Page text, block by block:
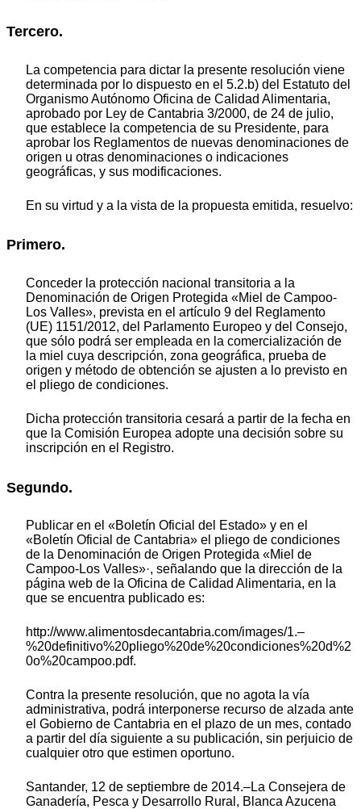
Tercero.
La competencia para dictar la presente resolución viene
determinada por lo dispuesto en el 5.2.b) del Estatuto del
Organismo Autónomo Oficina de Calidad Alimentaria,
aprobado por Ley de Cantabria 3/2000, de 24 de julio,
que establece la competencia de su Presidente, para
aprobar los Reglamentos de nuevas denominaciones de
origen u otras denominaciones o indicaciones
geográficas, y sus modificaciones.
En su virtud y a la vista de la propuesta emitida, resuelvo:
Primero.
Conceder la protección nacional transitoria a la
Denominación de Origen Protegida «Miel de Campoo-
Los Valles», prevista en el artículo 9 del Reglamento
(UE) 1151/2012, del Parlamento Europeo y del Consejo,
que sólo podrá ser empleada en la comercialización de
la miel cuya descripción, zona geográfica, prueba de
origen y método de obtención se ajusten a lo previsto en
el pliego de condiciones.
Dicha protección transitoria cesará a partir de la fecha en
que la Comisión Europea adopte una decisión sobre su
inscripción en el Registro.
Segundo.
Publicar en el «Boletín Oficial del Estado» y en el
«Boletín Oficial de Cantabria» el pliego de condiciones
de la Denominación de Origen Protegida «Miel de
Campoo-Los Valles»·, señalando que la dirección de la
página web de la Oficina de Calidad Alimentaria, en la
que se encuentra publicado es:
http://www.alimentosdecantabria.com/images/1.–
%20definitivo%20pliego%20de%20condiciones%20d%2
0o%20campoo.pdf.
Contra la presente resolución, que no agota la vía
administrativa, podrá interponerse recurso de alzada ante
el Gobierno de Cantabria en el plazo de un mes, contado
a partir del día siguiente a su publicación, sin perjuicio de
cualquier otro que estimen oportuno.
Santander, 12 de septiembre de 2014.–La Consejera de
Ganadería, Pesca y Desarrollo Rural, Blanca Azucena